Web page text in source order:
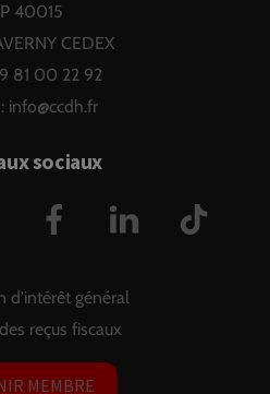
40015
CEDEX
81 00 22 92
info@ccdh.fr
sociaux
Twitter Facebook LinkedIn
d'intérêt général
reçus fiscaux
MEMBRE